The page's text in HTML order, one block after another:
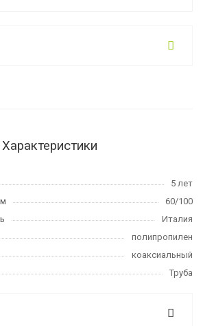
Характеристики
5 лет
60/100
Италия
полипропилен
коаксиальный
Труба